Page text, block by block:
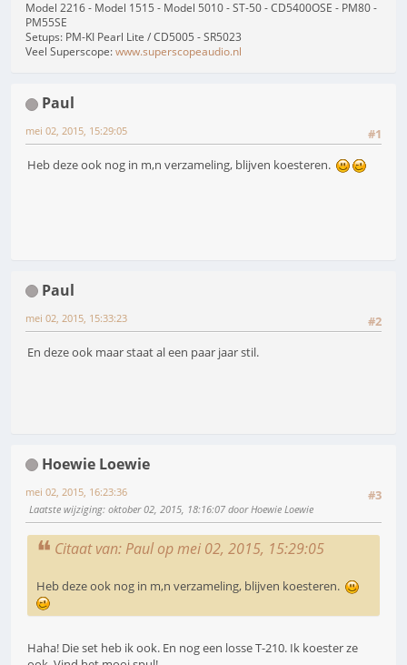
Model 2216 - Model 1515 - Model 5010 - ST-50 - CD5400OSE - PM80 -
PM55SE
Setups: PM-KI Pearl Lite / CD5005 - SR5023
Veel Superscope:www.superscopeaudio.nl
Paul
#1
mei 02, 2015, 15:29:05
Heb deze ook nog in m,n verzameling, blijven koesteren.
Paul
#2
mei 02, 2015, 15:33:23
En deze ook maar staat al een paar jaar stil.
Hoewie Loewie
#3
mei 02, 2015, 16:23:36
Laatste wijziging: oktober 02, 2015, 18:16:07 door Hoewie Loewie
Citaat van: Paul op mei 02, 2015, 15:29:05
Heb deze ook nog in m,n verzameling, blijven koesteren.
Haha! Die set heb ik ook. En nog een losse T-210. Ik koester ze